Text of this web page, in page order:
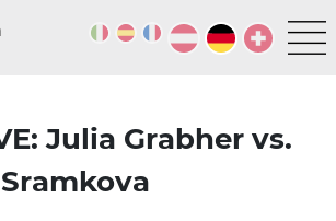
Julia Grabher vs.